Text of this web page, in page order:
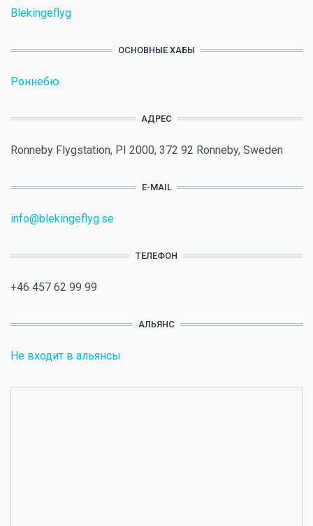
Blekingeflyg
ОСНОВНЫЕ ХАБЫ
Роннебю
АДРЕС
Ronneby Flygstation, PI 2000, 372 92 Ronneby, Sweden
E-MAIL
info@blekingeflyg.se
ТЕЛЕФОН
+46 457 62 99 99
АЛЬЯНС
Не входит в альянсы